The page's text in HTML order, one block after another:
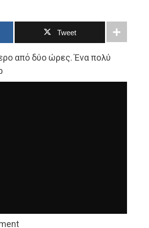
Tweet
από δύο ώρες. Ένα πολύ